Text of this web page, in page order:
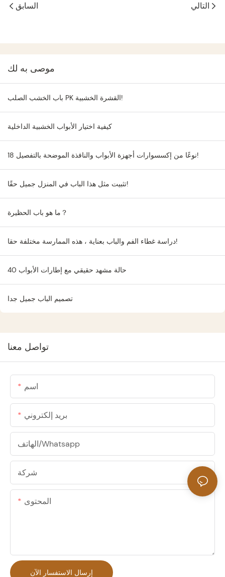
السابق التالي
موصى به لك
باب الخشب الصلب PK القشرة الخشبية!
كيفية اختيار الأبواب الخشبية الداخلية
18 نوعًا من إكسسوارات أجهزة الأبواب والنافذة الموضحة بالتفصيل!
تثبيت مثل هذا الباب في المنزل جميل حقًا!
ما هو باب الحظيرة？
دراسة غطاء الفم والباب بعناية ، هذه الممارسة مختلفة حقا!
40 حالة مشهد حقيقي مع إطارات الأبواب
تصميم الباب جميل جدا
تواصل معنا
اسم
بريد إلكتروني
الهاتف/whatsapp
شركة
المحتوى
إرسال الاستفسار الآن